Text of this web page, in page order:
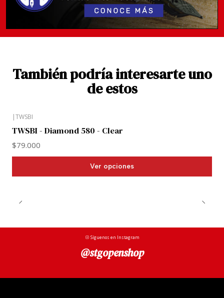
También podría interesarte uno
de estos
|TWSBI
TWSBI - Diamond 580 - Clear
$79.000
Ver opciones
Síguenos en Instagram
@stgopenshop